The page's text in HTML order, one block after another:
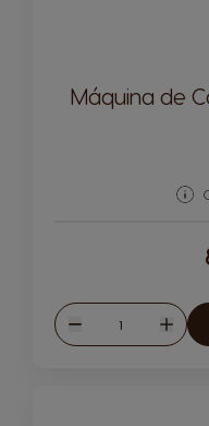
Máquina de
Reduzir
Quantidade